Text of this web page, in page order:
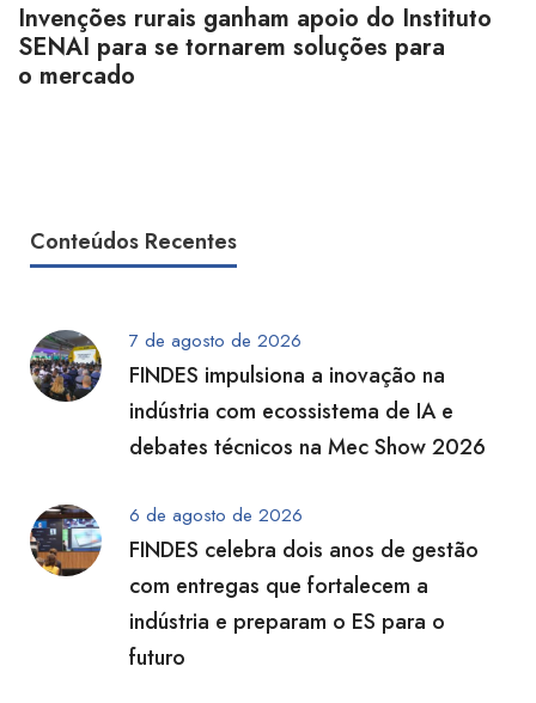
Invenções rurais ganham apoio do Instituto
SENAI para se tornarem soluções para
o mercado
Conteúdos Recentes
7 de agosto de 2026
FINDES impulsiona a inovação na
indústria com ecossistema de IA e
debates técnicos na Mec Show 2026
6 de agosto de 2026
FINDES celebra dois anos de gestão
com entregas que fortalecem a
indústria e preparam o ES para o
futuro